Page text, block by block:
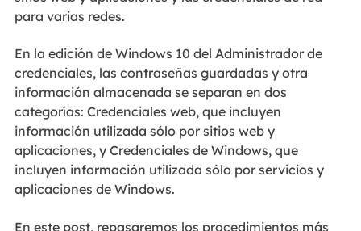
para varias redes.
En la edición de Windows 10 del Administrador de
credenciales, las contraseñas guardadas y otra
información almacenada se separan en dos
categorías: Credenciales web, que incluyen
información utilizada sólo por sitios web y
aplicaciones, y Credenciales de Windows, que
incluyen información utilizada sólo por servicios y
aplicaciones de Windows.
En este post, repasaremos los procedimientos más